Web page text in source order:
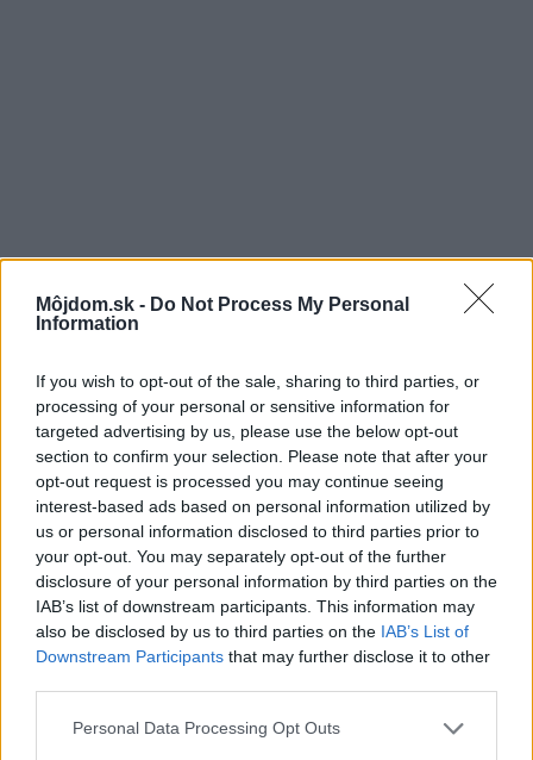
Môjdom.sk - Do Not Process My Personal
Information
If you wish to opt-out of the sale, sharing to third parties, or
processing of your personal or sensitive information for
targeted advertising by us, please use the below opt-out
section to confirm your selection. Please note that after your
opt-out request is processed you may continue seeing
interest-based ads based on personal information utilized by
us or personal information disclosed to third parties prior to
your opt-out. You may separately opt-out of the further
disclosure of your personal information by third parties on the
IAB’s list of downstream participants. This information may
also be disclosed by us to third parties on the IAB’s List of
Downstream Participants that may further disclose it to other
Please note that this website/app uses one or more Google
Personal Data Processing Opt Outs
Postup:
154504 154500
polyuretánový systém
najvzdialenejšej časti